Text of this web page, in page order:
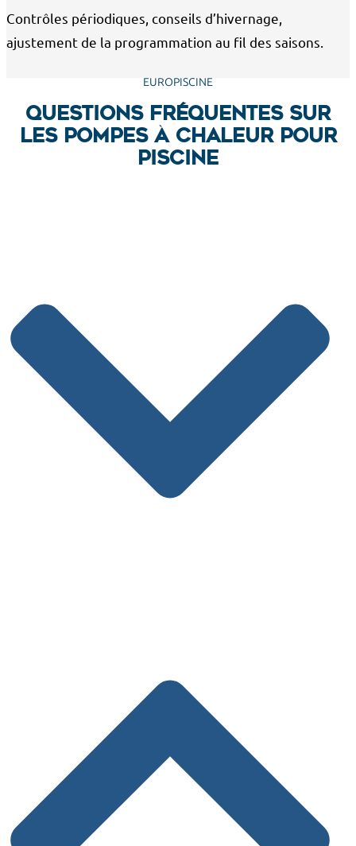
Contrôles périodiques, conseils d’hivernage,
ajustement de la programmation au fil des saisons.
EUROPISCINE
Questions fréquentes sur
les pompes à chaleur pour
piscine